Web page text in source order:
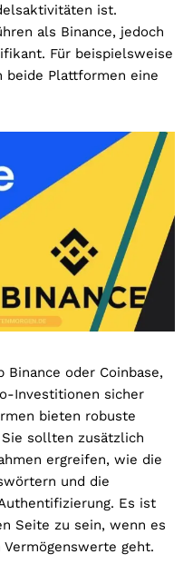
ist.
als Binance, jedoch
Für beispielsweise
beide Plattformen eine
Binance oder Coinbase,
Investitionen sicher
bieten robuste
sollten zusätzlich
ergreifen, wie die
und die
Es ist
Seite zu sein, wenn es
geht.